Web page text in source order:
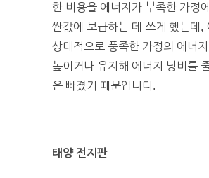
한 비용을 에너지가 부족한 가정
싼값에 보급하는 데 쓰게 했는데,
상대적으로 풍족한 가정의 에너
높이거나 유지해 에너지 낭비를
은 빠졌기 때문입니다.
태양 전지판